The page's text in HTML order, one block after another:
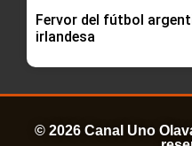
Fervor del fútbol
irlandesa
© 2026 Canal Uno